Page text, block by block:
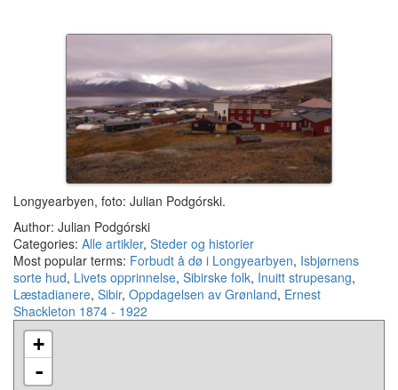
Longyearbyen, foto: Julian Podgórski.
Author: Julian Podgórski
Categories: Alle artikler, Steder og historier
Most popular terms: Forbudt å dø i Longyearbyen, Isbjørnens
sorte hud, Livets opprinnelse, Sibirske folk, Inuitt strupesang,
Læstadianere, Sibir, Oppdagelsen av Grønland, Ernest
Shackleton 1874 - 1922
+
-